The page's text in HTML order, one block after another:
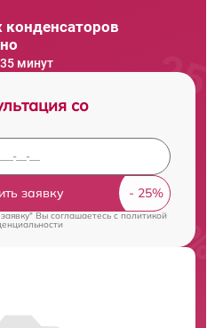
минут
со
заявку
Вы соглашаетесь cполитикой